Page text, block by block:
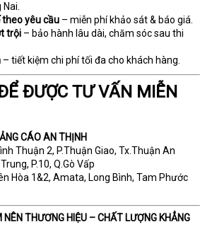
yêu cầu – miễn phí khảo sát & báo giá.
trội – bảo hành lâu dài, chăm sóc sau thi
– tiết kiệm chi phí tối đa cho khách hàng.
ĐƯỢC TƯ VẤN MIỄN
CÁO AN THỊNH
Thuận 2, P.Thuận Giao, Tx.Thuận An
P.10, Q.Gò Vấp
Hòa 1&2, Amata, Long Bình, Tam Phước
THƯƠNG HIỆU – CHẤT LƯỢNG KHẲNG